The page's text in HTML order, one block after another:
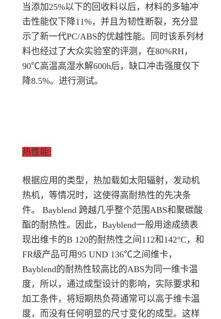
当添加25%以下的回收料以后，材料的多轴冲
击性能仅下降11%，并且为韧性断裂，充分显
示了新一代PC/ABS的优越性能。同时该系列材
料也经过了大众实验室的评测，在80%RH，
90℃高温高湿水解600h后，缺口冲击强度仅下
降8.5%。 进行测试。
热性能:
根据应用的类型，热加载如太阳辐射，发动机
热机，等情况时，这使得高耐热性的先决条
件。 Bayblend 跨越几乎整个范围ABS和聚碳酸
酯的耐热性。因此，Bayblend一般用途成绩表
现出维卡的B 120的耐热性之间112和142°C，和
FR级产品可用95 UND 136℃之间维卡，
Bayblend的耐热性较高比的ABS为同一维卡温
度，所以，通过成型设计的影响，实际要求和
加工条件，将短期热负荷通常可以高于维卡温
度，而没有任何明显的尺寸变化的成型。这样